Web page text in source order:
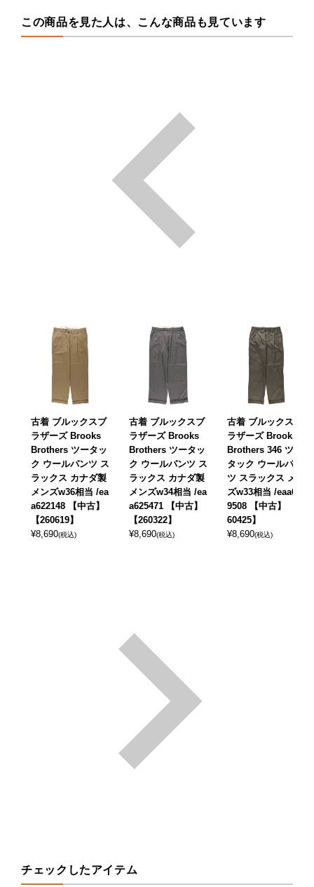
この商品を見た人は、こんな商品も見ています
古着 ブルックスブ
ラザーズ Brooks
Brothers ツータッ
ク ウールパンツ ス
ラックス カナダ製
メンズw36相当 /ea
a622148 【中古】
【260619】
¥8,690(税込)
古着 ブルックスブ
ラザーズ Brooks
Brothers ツータッ
ク ウールパンツ ス
ラックス カナダ製
メンズw34相当 /ea
a625471 【中古】
【260322】
¥8,690(税込)
古着 ブルックスブ
ラザーズ Brooks
Brothers 346 ツー
タック ウールパン
ツ スラックス メン
ズw33相当 /eaa61
9508 【中古】 【2
60425】
¥8,690(税込)
チェックしたアイテム